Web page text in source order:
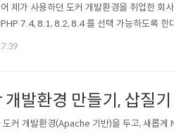
제가 사용하던 도커 개발환경을 취업한 회
7.4, 8.1, 8.2, 8.4 를 선택 가능하도록
큐먼트 루트"."프로젝트명"."wd" 형태의 도
발환경 만들기, 삽질기
커 개발환경(Apache 기반)을 두고, 새롭